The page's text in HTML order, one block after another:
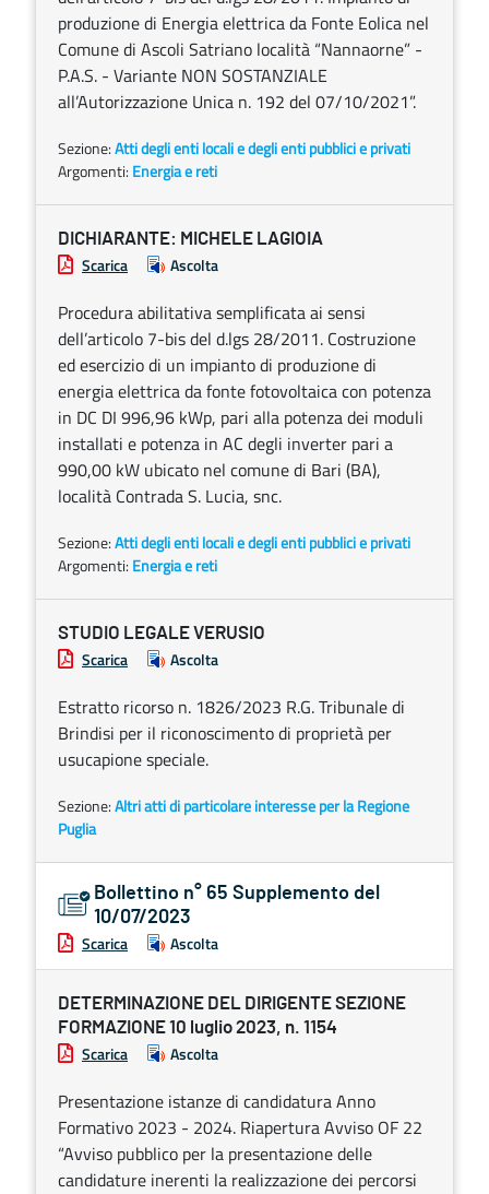
produzione di Energia elettrica da Fonte Eolica nel
Comune di Ascoli Satriano località “Nannaorne” -
P.A.S. - Variante NON SOSTANZIALE
all’Autorizzazione Unica n. 192 del 07/10/2021”.
Sezione:Atti degli enti locali e degli enti pubblici e privati
Argomenti: Energia e reti
DICHIARANTE: MICHELE LAGIOIA
Scarica Ascolta
Procedura abilitativa semplificata ai sensi
dell’articolo 7-bis del d.lgs 28/2011. Costruzione
ed esercizio di un impianto di produzione di
energia elettrica da fonte fotovoltaica con potenza
in DC DI 996,96 kWp, pari alla potenza dei moduli
installati e potenza in AC degli inverter pari a
990,00 kW ubicato nel comune di Bari (BA),
località Contrada S. Lucia, snc.
Sezione:Atti degli enti locali e degli enti pubblici e privati
Argomenti: Energia e reti
STUDIO LEGALE VERUSIO
Scarica Ascolta
Estratto ricorso n. 1826/2023 R.G. Tribunale di
Brindisi per il riconoscimento di proprietà per
usucapione speciale.
Sezione:Altri atti di particolare interesse per la Regione
Puglia
Bollettino n° 65 Supplemento del
10/07/2023
Scarica Ascolta
DETERMINAZIONE DEL DIRIGENTE SEZIONE
FORMAZIONE 10 luglio 2023, n. 1154
Scarica Ascolta
Presentazione istanze di candidatura Anno
Formativo 2023 - 2024. Riapertura Avviso OF 22
“Avviso pubblico per la presentazione delle
candidature inerenti la realizzazione dei percorsi